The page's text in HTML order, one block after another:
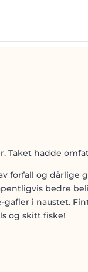
Taket hadde
forfall og dårlige
bedre
i naustet.
og skitt fiske!